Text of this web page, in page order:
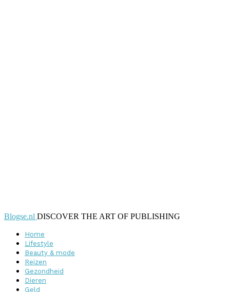
Blogse.nl DISCOVER THE ART OF PUBLISHING
Home
Lifestyle
Beauty & mode
Reizen
Gezondheid
Dieren
Geld